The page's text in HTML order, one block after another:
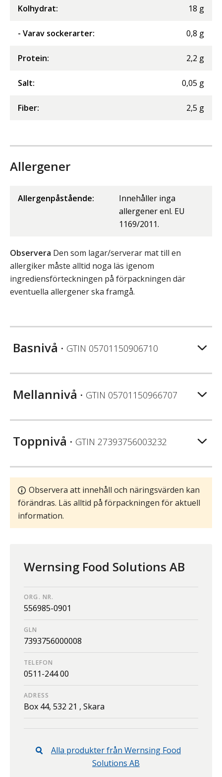
Kolhydrat: 18 g
- Varav sockerarter: 0,8 g
Protein: 2,2 g
Salt: 0,05 g
Fiber: 2,5 g
Allergener
Allergenpåstående:
Innehåller inga
allergener enl. EU
1169/2011.
Observera Den som lagar/serverar mat till en
allergiker måste alltid noga läs igenom
ingrediensförteckningen på förpackningen där
eventuella allergener ska framgå.
Basnivå • GTIN 05701150906710
Mellannivå • GTIN 05701150966707
Toppnivå • GTIN 27393756003232
Observera att innehåll och näringsvärden kan
förändras. Läs alltid på förpackningen för aktuell
information.
Wernsing Food Solutions AB
ORG. NR.
556985-0901
GLN
7393756000008
TELEFON
0511-244 00
ADRESS
Box 44, 532 21 , Skara
Alla produkter från Wernsing Food
Solutions AB